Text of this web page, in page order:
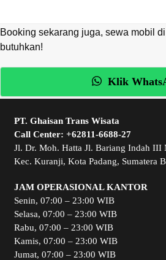
Booking sekarang juga, sewa mobil
butuhkan!
Klik
PT. Ghaisan Trans Wisata
Call Center: +62811-6688-27
Jl. Dr. Moh. Hatta Jl. Bariang Indah III
Kec. Kuranji, Kota Padang, Sumatera
JAM OPERASIONAL KANTOR
Senin, 07:00 – 23:00 WIB
Selasa, 07:00 – 23:00 WIB
Rabu, 07:00 – 23:00 WIB
Kamis, 07:00 – 23:00 WIB
Jumat, 07:00 – 23:00 WIB